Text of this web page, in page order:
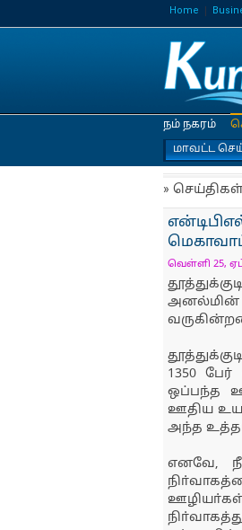
Home
நம் நகரம்
மாவட்ட
»
வெள்ளி 25,
அனல்மின்
1350
ஒப்பந்த
ஊதிய
அந்த
எனவே,
ஊழியா்கள்